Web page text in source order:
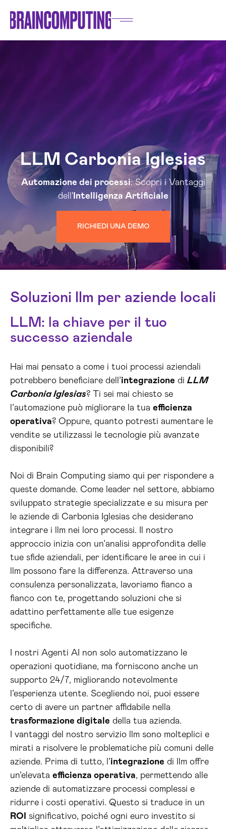
LLM Carbonia Iglesias
Automazione dei processi: Scopri i Vantaggi
dell'Intelligenza Artificiale
RICHIEDI UNA DEMO
Soluzioni llm per aziende locali
LLM: la chiave per il tuo
successo aziendale
Hai mai pensato a come i tuoi processi aziendali
potrebbero beneficiare dell’integrazione di LLM
Carbonia Iglesias? Ti sei mai chiesto se
l’automazione può migliorare la tua efficienza
operativa? Oppure, quanto potresti aumentare le
vendite se utilizzassi le tecnologie più avanzate
disponibili?
Noi di Brain Computing siamo qui per rispondere a
queste domande. Come leader nel settore, abbiamo
sviluppato strategie specializzate e su misura per
le aziende di Carbonia Iglesias che desiderano
integrare i llm nei loro processi. Il nostro
approccio inizia con un’analisi approfondita delle
tue sfide aziendali, per identificare le aree in cui i
llm possono fare la differenza. Attraverso una
consulenza personalizzata, lavoriamo fianco a
fianco con te, progettando soluzioni che si
adattino perfettamente alle tue esigenze
specifiche.
I nostri Agenti AI non solo automatizzano le
operazioni quotidiane, ma forniscono anche un
supporto 24/7, migliorando notevolmente
l’esperienza utente. Scegliendo noi, puoi essere
certo di avere un partner affidabile nella
trasformazione digitale della tua azienda.
I vantaggi del nostro servizio llm sono molteplici e
mirati a risolvere le problematiche più comuni delle
aziende. Prima di tutto, l’integrazione di llm offre
un’elevata efficienza operativa, permettendo alle
aziende di automatizzare processi complessi e
ridurre i costi operativi. Questo si traduce in un
ROI
significativo, poiché ogni euro investito si